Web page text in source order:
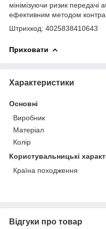
мінімізуючи ризик
ефективним методом
Штрихкод: 4025838410643
Приховати
Характеристики
Основні
Виробник
Матеріал
Колір
Користувальницькі
Країна походження
Відгуки про товар